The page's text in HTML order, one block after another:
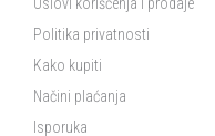
Politika privatnosti
Kako kupiti
Načini plaćanja
Isporuka